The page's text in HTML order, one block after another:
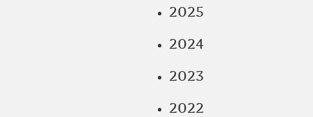
2025
2024
2023
2022